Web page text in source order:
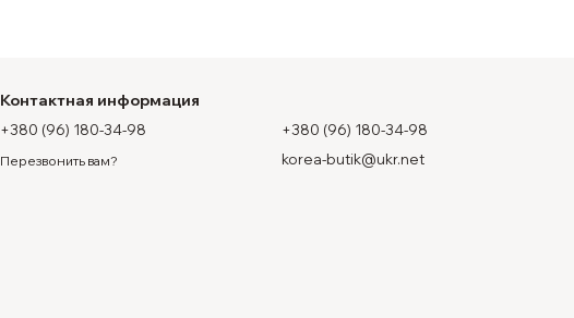
Контактная информация
+380 (96) 180-34-98
Перезвонить вам?
+380 (96) 180-34-98
korea-butik@ukr.net